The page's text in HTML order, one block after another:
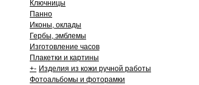
Ключницы
Панно
Иконы, оклады
Гербы, эмблемы
Изготовление часов
Плакетки и картины
+- Изделия из кожи ручной работы
Фотоальбомы и фоторамки